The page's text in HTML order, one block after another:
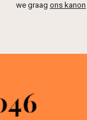
we graag ons kanon